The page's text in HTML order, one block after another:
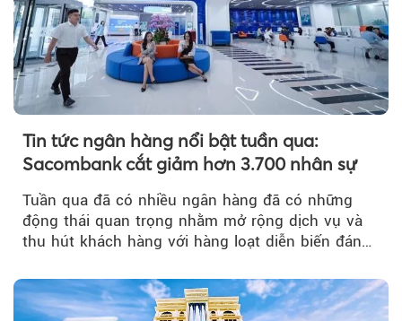
Tin tức ngân hàng nổi bật tuần qua:
Sacombank cắt giảm hơn 3.700 nhân sự
Tuần qua đã có nhiều ngân hàng đã có những
động thái quan trọng nhằm mở rộng dịch vụ và
thu hút khách hàng với hàng loạt diễn biến đáng